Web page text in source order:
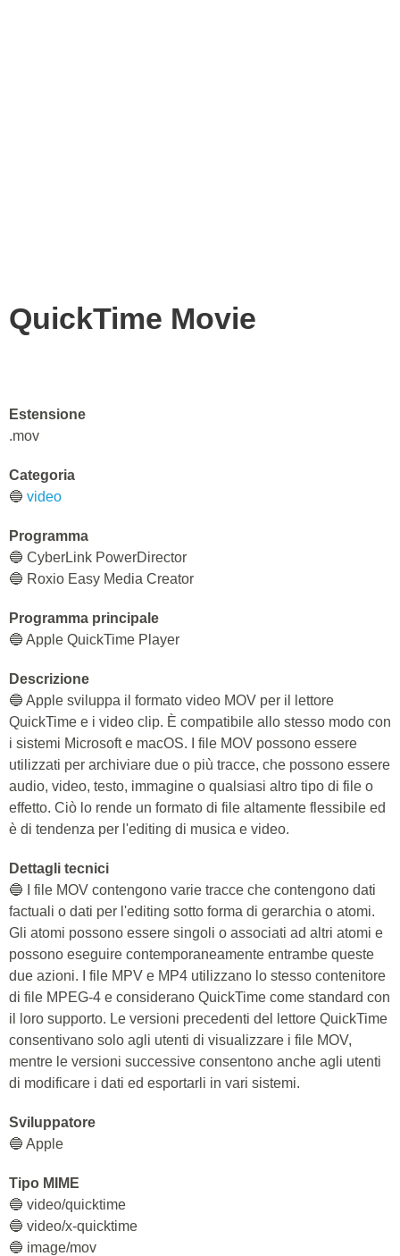
QuickTime Movie
Estensione
.mov
Categoria
🔵 video
Programma
🔵 CyberLink PowerDirector
🔵 Roxio Easy Media Creator
Programma principale
🔵 Apple QuickTime Player
Descrizione
🔵 Apple sviluppa il formato video MOV per il lettore
QuickTime e i video clip. È compatibile allo stesso modo con
i sistemi Microsoft e macOS. I file MOV possono essere
utilizzati per archiviare due o più tracce, che possono essere
audio, video, testo, immagine o qualsiasi altro tipo di file o
effetto. Ciò lo rende un formato di file altamente flessibile ed
è di tendenza per l'editing di musica e video.
Dettagli tecnici
🔵 I file MOV contengono varie tracce che contengono dati
factuali o dati per l'editing sotto forma di gerarchia o atomi.
Gli atomi possono essere singoli o associati ad altri atomi e
possono eseguire contemporaneamente entrambe queste
due azioni. I file MPV e MP4 utilizzano lo stesso contenitore
di file MPEG-4 e considerano QuickTime come standard con
il loro supporto. Le versioni precedenti del lettore QuickTime
consentivano solo agli utenti di visualizzare i file MOV,
mentre le versioni successive consentono anche agli utenti
di modificare i dati ed esportarli in vari sistemi.
Sviluppatore
🔵 Apple
Tipo MIME
🔵 video/quicktime
🔵 video/x-quicktime
🔵 image/mov